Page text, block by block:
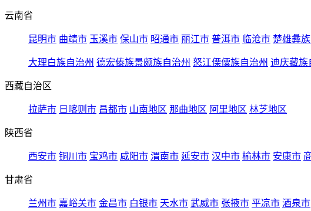
云南省
昆明市 曲靖市 玉溪市 保山市 昭通市 丽江市 普洱市 临沧市 楚雄彝
大理白族自治州 德宏傣族景颇族自治州 怒江傈僳族自治州 迪庆藏族
西藏自治区
拉萨市 日喀则市 昌都市 山南地区 那曲地区 阿里地区 林芝地区
陕西省
西安市 铜川市 宝鸡市 咸阳市 渭南市 延安市 汉中市 榆林市 安康市
甘肃省
兰州市 嘉峪关市 金昌市 白银市 天水市 武威市 张掖市 平凉市 酒泉市